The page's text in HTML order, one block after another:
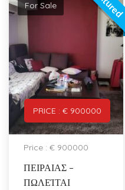
PRICE : € 900000
For Sale
Price : € 900000
ΠΕΙΡΑΙΑΣ –
ΠΩΛΕΊΤΑΙ